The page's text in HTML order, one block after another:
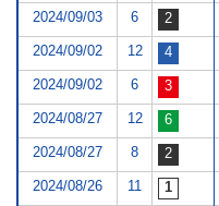
2024/09/03 6
2024/09/02 12
2024/09/02 6
2024/08/27 12
2024/08/27 8
2024/08/26 11